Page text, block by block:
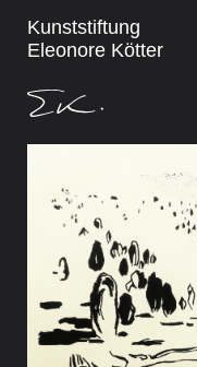
Kunststiftung
Eleonore Kötter